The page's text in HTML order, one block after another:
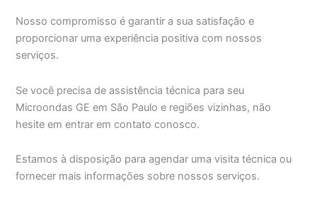
Nosso compromisso é garantir a sua satisfação e
proporcionar uma experiência positiva com nossos
serviços.
Se você precisa de assistência técnica para seu
Microondas GE em São Paulo e regiões vizinhas, não
hesite em entrar em contato conosco.
Estamos à disposição para agendar uma visita técnica ou
fornecer mais informações sobre nossos serviços.